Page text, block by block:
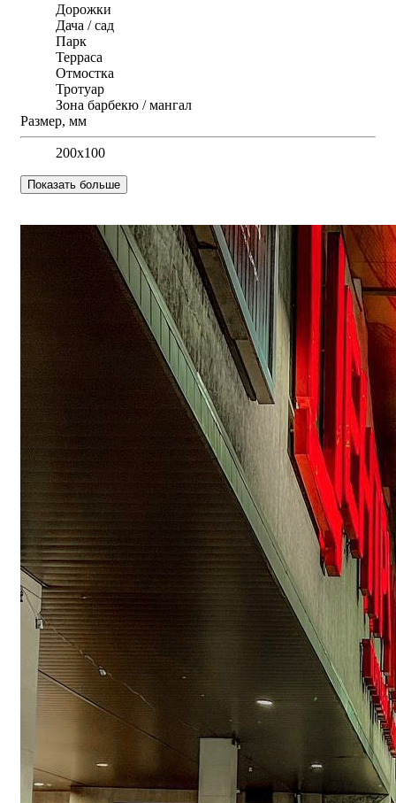
Дорожки
Дача / сад
Парк
Терраса
Отмостка
Тротуар
Зона барбекю / мангал
Размер, мм
200х100
Показать больше